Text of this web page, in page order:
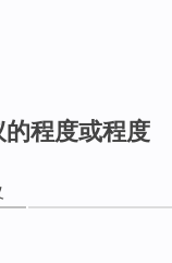
程度或程度